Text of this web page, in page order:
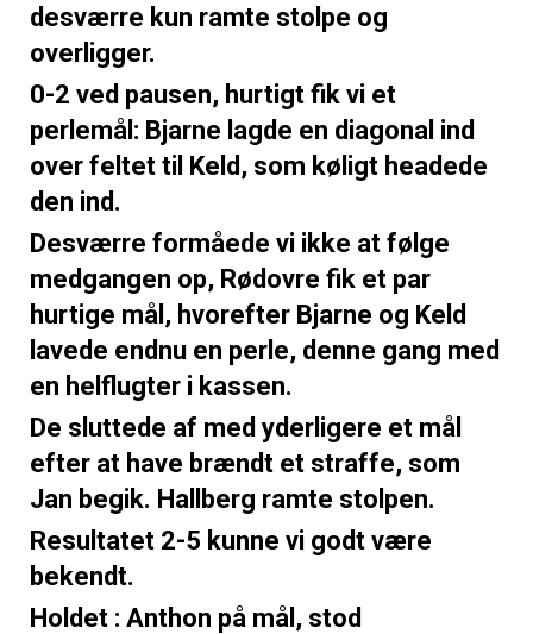
desværre kun ramte stolpe og
overligger.
0-2 ved pausen, hurtigt fik vi et
perlemål: Bjarne lagde en diagonal ind
over feltet til Keld, som køligt headede
den ind.
Desværre formåede vi ikke at følge
medgangen op, Rødovre fik et par
hurtige mål, hvorefter Bjarne og Keld
lavede endnu en perle, denne gang med
en helflugter i kassen.
De sluttede af med yderligere et mål
efter at have brændt et straffe, som
Jan begik. Hallberg ramte stolpen.
Resultatet 2-5 kunne vi godt være
bekendt.
Holdet : Anthon på mål, stod